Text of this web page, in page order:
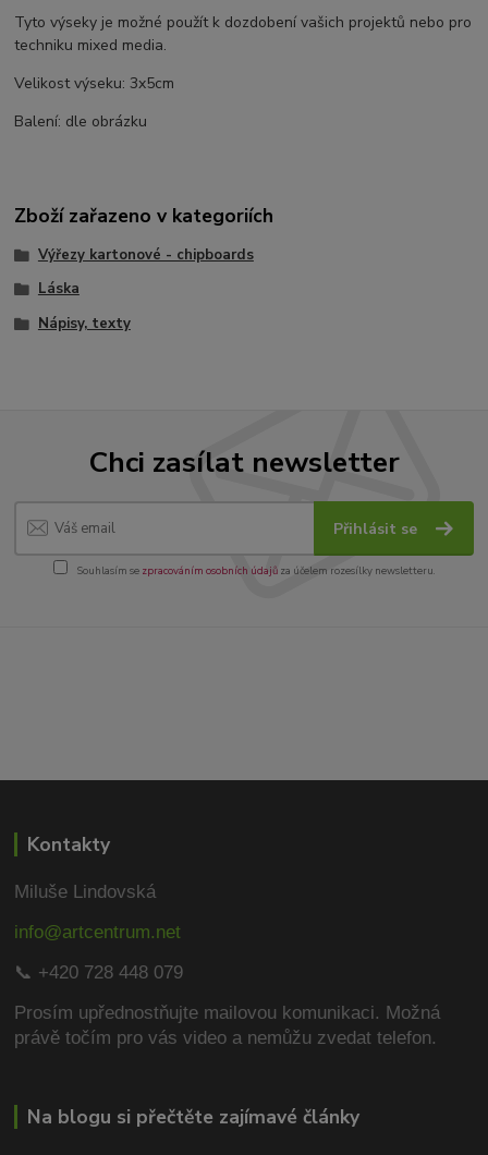
Tyto výseky je možné použít k dozdobení vašich projektů nebo pro
techniku mixed media.
Velikost výseku: 3x5cm
Balení: dle obrázku
Zboží zařazeno v kategoriích
Výřezy kartonové - chipboards
Láska
Nápisy, texty
Chci zasílat newsletter
Přihlásit se
Souhlasím se zpracováním osobních údajůza účelem rozesílky newsletteru.
Kontakty
Miluše Lindovská
info@artcentrum.net
📞 +420 728 448 079
Prosím upřednostňujte mailovou komunikaci. Možná
právě točím pro vás video a nemůžu zvedat telefon.
Na blogu si přečtěte zajímavé články